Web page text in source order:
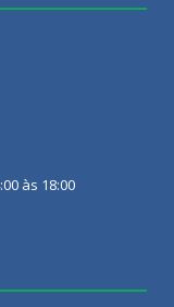
às 18:00